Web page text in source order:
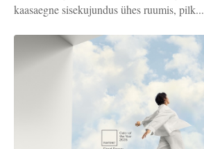
kaasaegne sisekujundus ühes ruumis, pilk...